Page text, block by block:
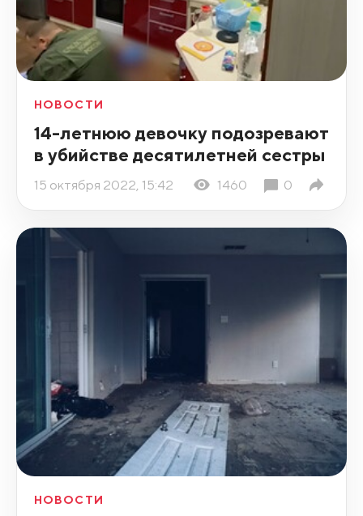
НОВОСТИ
14-летнюю девочку подозревают
в убийстве десятилетней сестры
15 октября 2022, 15:42 1460 0
НОВОСТИ